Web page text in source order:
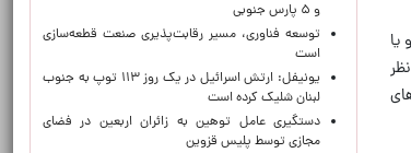
یا
و ۵ پارس جنوبی
توسعه فناوری، مسیر رقابت‌پذیری صنعت قطعه‌سازی
است
یونیفل: ارتش اسرائیل در یک روز ۱۱۳ توپ به جنوب
لبنان شلیک کرده است
دستگیری عامل توهین به زائران اربعین در فضای
مجازی توسط پلیس قزوین